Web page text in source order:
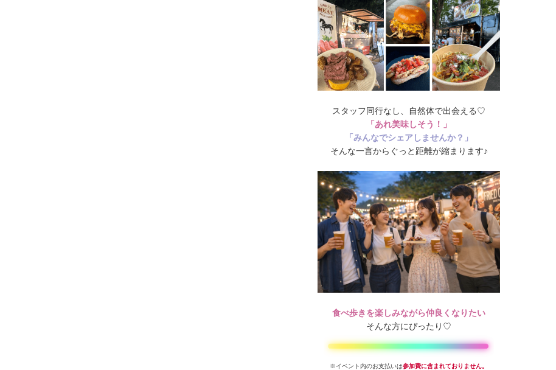
スタッフ同行なし、自然体で出会える♡
「あれ美味しそう！」
「みんなでシェアしませんか？」
そんな一言からぐっと距離が縮まります♪
食べ歩きを楽しみながら仲良くなりたい
そんな方にぴったり♡
※イベント内のお支払いは参加費に含まれておりません。